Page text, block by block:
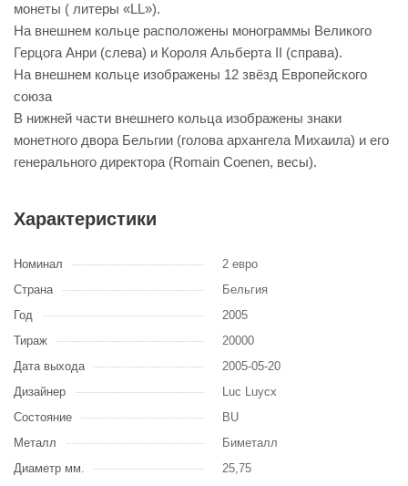
монеты ( литеры «LL»).
На внешнем кольце расположены монограммы Великого
Герцога Анри (слева) и Короля Альберта II (справа).
На внешнем кольце изображены 12 звёзд Европейского
союза
В нижней части внешнего кольца изображены знаки
монетного двора Бельгии (голова архангела Михаила) и его
генерального директора (Romain Coenen, весы).
Характеристики
Номинал
2 евро
Страна
Бельгия
Год
2005
Тираж
20000
Дата выхода
2005-05-20
Дизайнер
Luc Luycx
Состояние
BU
Металл
Биметалл
Диаметр мм.
25,75